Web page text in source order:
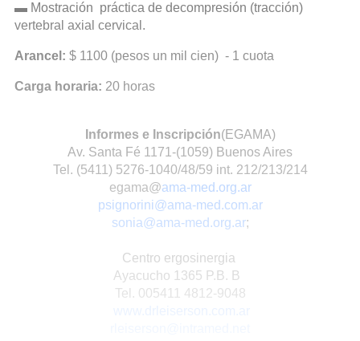
▬ Mostración práctica de decompresión (tracción)
vertebral axial cervical.
Arancel: $ 1100 (pesos un mil cien) - 1 cuota
Carga horaria: 20 horas
Informes e Inscripción(EGAMA)
Av. Santa Fé 1171-(1059) Buenos Aires
Tel. (5411) 5276-1040/48/59 int. 212/213/214
egama@ama-med.org.ar
psignorini@ama-med.com.ar
sonia@ama-med.org.ar;
Centro ergosinergia
Ayacucho 1365 P.B. B
Tel. 005411 4812-9048